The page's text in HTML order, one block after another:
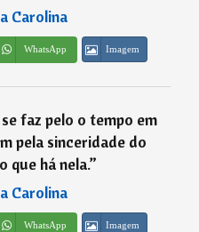
Carolina
WhatsApp Imagem
faz pelo o tempo em
pela sinceridade do
que há nela.”
Carolina
WhatsApp Imagem